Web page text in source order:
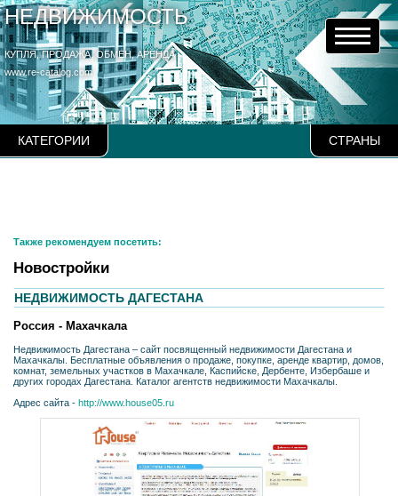
НЕДВИЖИМОСТЬ
КУПЛЯ, ПРОДАЖА, ОБМЕН, АРЕНДА
www.re-catalog.com
КАТЕГОРИИ СТРАНЫ
Также рекомендуем посетить:
Новостройки
НЕДВИЖИМОСТЬ ДАГЕСТАНА
Россия - Махачкала
Недвижимость Дагестана – сайт посвященный недвижимости Дагестана и
Махачкалы. Бесплатные объявления о продаже, покупке, аренде квартир, домов,
комнат, земельных участков в Махачкале, Каспийске, Дербенте, Избербаше и
других городах Дагестана. Каталог агентств недвижимости Махачкалы.
Адрес сайта - http://www.house05.ru